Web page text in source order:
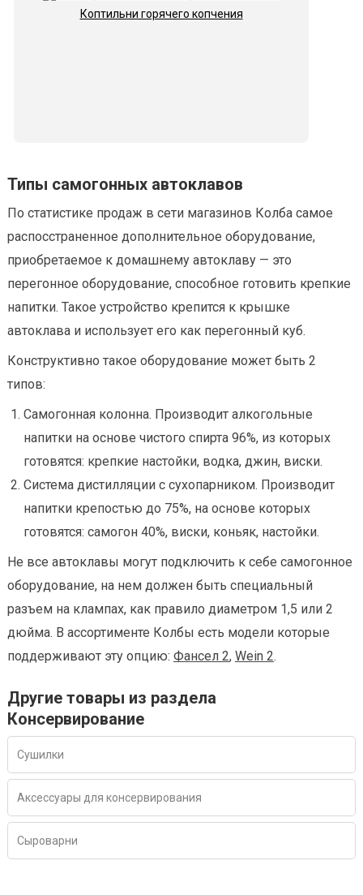
Коптильни горячего копчения
Типы самогонных автоклавов
По статистике продаж в сети магазинов Колба самое
распосстраненное дополнительное оборудование,
приобретаемое к домашнему автоклаву — это
перегонное оборудование, способное готовить крепкие
напитки. Такое устройство крепится к крышке
автоклава и использует его как перегонный куб.
Конструктивно такое оборудование может быть 2
типов:
Самогонная колонна. Производит алкогольные
напитки на основе чистого спирта 96%, из которых
готовятся: крепкие настойки, водка, джин, виски.
Система дистилляции с сухопарником. Производит
напитки крепостью до 75%, на основе которых
готовятся: самогон 40%, виски, коньяк, настойки.
Не все автоклавы могут подключить к себе самогонное
оборудование, на нем должен быть специальный
разъем на клампах, как правило диаметром 1,5 или 2
дюйма. В ассортименте Колбы есть модели которые
поддерживают эту опцию: Фансел 2, Wein 2.
Другие товары из раздела
Консервирование
Сушилки
Аксессуары для консервирования
Сыроварни